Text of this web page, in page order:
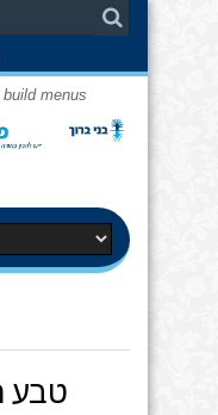
menus
טבע